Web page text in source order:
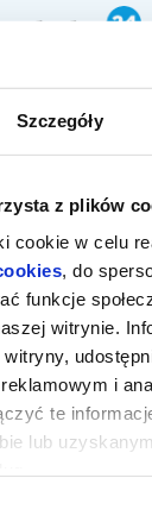
Szczegóły
z plików
cookie w celu
, do
funkcje
witrynie.
i
te
lub
I BALET
została